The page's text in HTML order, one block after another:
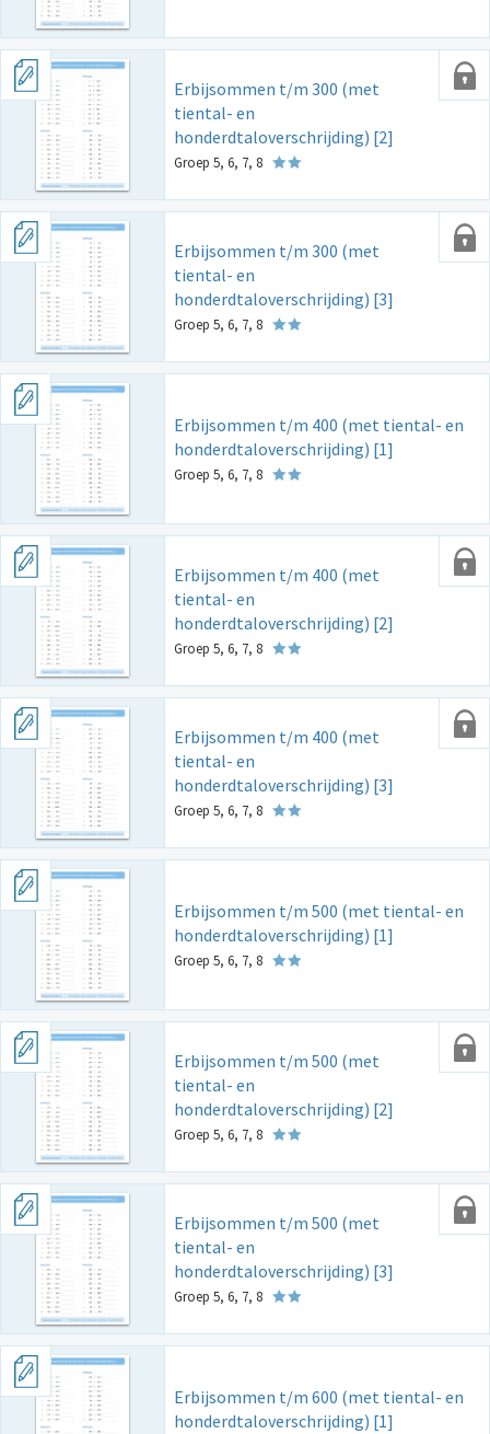
Erbijsommen t/m 300 (met
tiental- en
honderdtaloverschrijding) [2]
Groep 5, 6, 7, 8
Erbijsommen t/m 300 (met
tiental- en
honderdtaloverschrijding) [3]
Groep 5, 6, 7, 8
Erbijsommen t/m 400 (met tiental- en
honderdtaloverschrijding) [1]
Groep 5, 6, 7, 8
Erbijsommen t/m 400 (met
tiental- en
honderdtaloverschrijding) [2]
Groep 5, 6, 7, 8
Erbijsommen t/m 400 (met
tiental- en
honderdtaloverschrijding) [3]
Groep 5, 6, 7, 8
Erbijsommen t/m 500 (met tiental- en
honderdtaloverschrijding) [1]
Groep 5, 6, 7, 8
Erbijsommen t/m 500 (met
tiental- en
honderdtaloverschrijding) [2]
Groep 5, 6, 7, 8
Erbijsommen t/m 500 (met
tiental- en
honderdtaloverschrijding) [3]
Groep 5, 6, 7, 8
Erbijsommen t/m 600 (met tiental- en
honderdtaloverschrijding) [1]